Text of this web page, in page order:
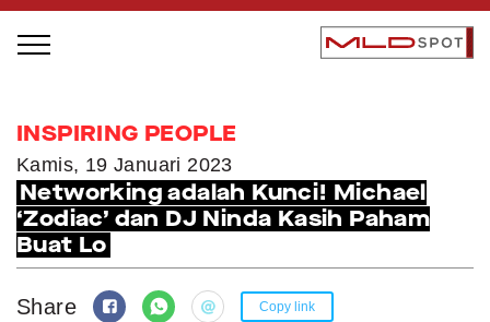
LOCAL GREATNESS
INSPIRING PEOPLE
INSPIRING PRODUCTS
INSPIRING PLACES
INSPIRING COMMUNITIES
INSPIRING PEOPLE
Kamis, 19 Januari 2023
Networking adalah Kunci! Michael
‘Zodiac’ dan DJ Ninda Kasih Paham
Buat Lo
Share Copy link